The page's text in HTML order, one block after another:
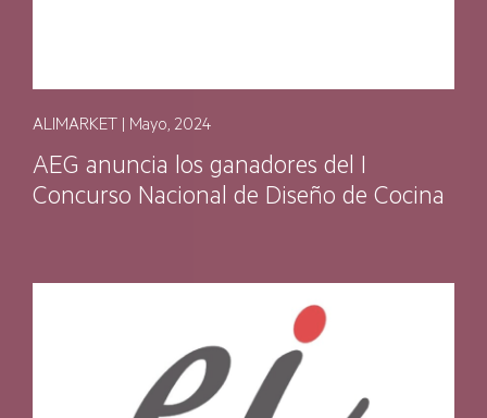
ALIMARKET | Mayo, 2024
AEG anuncia los ganadores del I
Concurso Nacional de Diseño de Cocina